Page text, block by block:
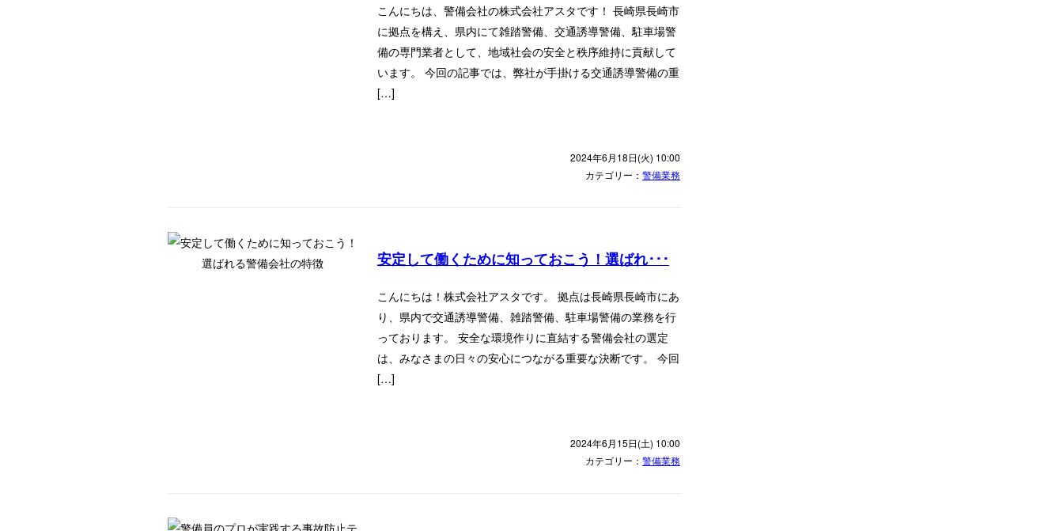
こんにちは、警備会社の株式会社アスタです！ 長崎県長崎市
に拠点を構え、県内にて雑踏警備、交通誘導警備、駐車場警
備の専門業者として、地域社会の安全と秩序維持に貢献して
います。 今回の記事では、弊社が手掛ける交通誘導警備の重
[…]
2024年6月18日(火) 10:00
カテゴリー： 警備業務
安定して働くために知っておこう！選ばれ･･･
こんにちは！株式会社アスタです。 拠点は長崎県長崎市にあ
り、県内で交通誘導警備、雑踏警備、駐車場警備の業務を行
っております。 安全な環境作りに直結する警備会社の選定
は、みなさまの日々の安心につながる重要な決断です。 今回
[…]
2024年6月15日(土) 10:00
カテゴリー： 警備業務